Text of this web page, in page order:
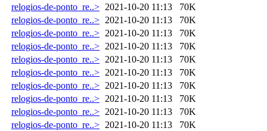
relogios-de-ponto_re..> 2021-10-20 11:13
70K
relogios-de-ponto_re..> 2021-10-20 11:13
70K
relogios-de-ponto_re..> 2021-10-20 11:13
70K
relogios-de-ponto_re..> 2021-10-20 11:13
70K
relogios-de-ponto_re..> 2021-10-20 11:13
70K
relogios-de-ponto_re..> 2021-10-20 11:13
70K
relogios-de-ponto_re..> 2021-10-20 11:13
70K
relogios-de-ponto_re..> 2021-10-20 11:13
70K
relogios-de-ponto_re..> 2021-10-20 11:13
70K
relogios-de-ponto_re..> 2021-10-20 11:13
70K